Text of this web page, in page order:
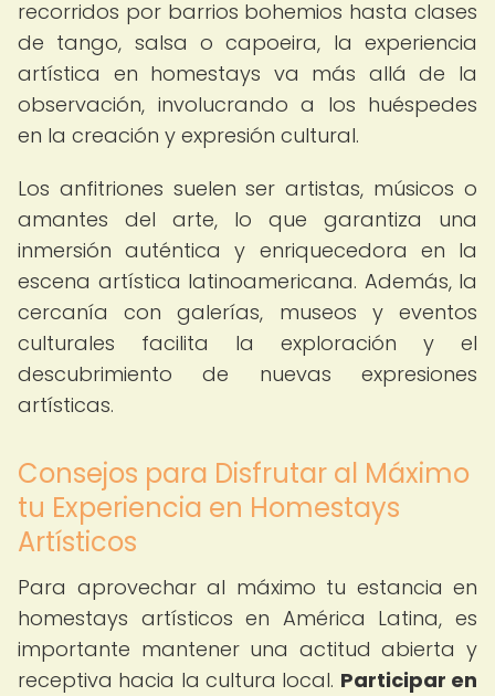
recorridos por barrios bohemios hasta clases
de tango, salsa o capoeira, la experiencia
artística en homestays va más allá de la
observación, involucrando a los huéspedes
en la creación y expresión cultural.
Los anfitriones suelen ser artistas, músicos o
amantes del arte, lo que garantiza una
inmersión auténtica y enriquecedora en la
escena artística latinoamericana. Además, la
cercanía con galerías, museos y eventos
culturales facilita la exploración y el
descubrimiento de nuevas expresiones
artísticas.
Consejos para Disfrutar al Máximo
tu Experiencia en Homestays
Artísticos
Para aprovechar al máximo tu estancia en
homestays artísticos en América Latina, es
importante mantener una actitud abierta y
receptiva hacia la cultura local. Participar en